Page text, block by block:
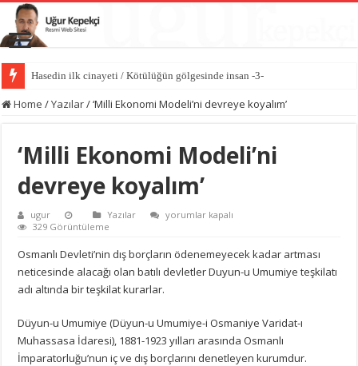
Hasedin ilk cinayeti / Kötülüğün gölgesinde insan -3-
İlk kıvılcım: İblis’in kibri / Kötülüğün gölgesinde insan -2-
Home /Yazılar/‘Milli Ekonomi Modeli’ni devreye koyalım’
‘Milli Ekonomi Modeli’ni
devreye koyalım’
ugur Yazılar
‘Milli
devreye
koyalım’
için
yorumlar kapalı
329 Görüntüleme
Osmanlı Devleti’nin dış borçların ödenemeyecek kadar artması
neticesinde alacağı olan batılı devletler Duyun-u Umumiye teşkilatı
adı altında bir teşkilat kurarlar.
Düyun-u Umumiye (Düyun-u Umumiye-i Osmaniye Varidat-ı
Muhassasa İdaresi), 1881-1923 yılları arasında Osmanlı
İmparatorluğu’nun iç ve dış borçlarını denetleyen kurumdur.